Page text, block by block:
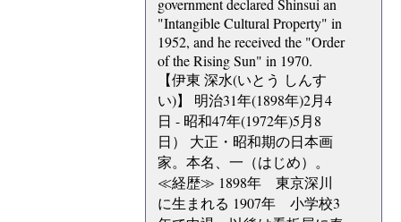
government declared Shinsui an
"Intangible Cultural Property" in
1952, and he received the "Order
of the Rising Sun" in 1970.
【伊東 深水(いとう しんす
い)】 明治31年(1898年)2月4
日 - 昭和47年(1972年)5月8
日） 大正・昭和期の日本画
家。本名、一（はじめ）。
≪経歴≫ 1898年 東京深川
に生まれる 1907年 小学校3